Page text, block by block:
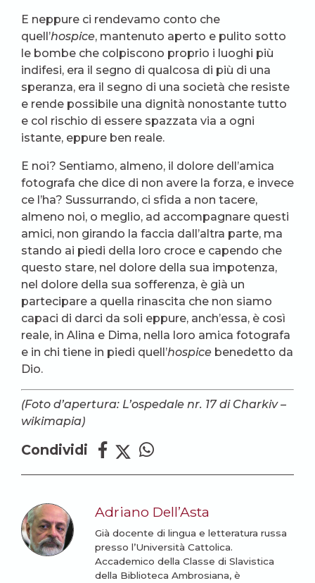
E neppure ci rendevamo conto che
quell’hospice, mantenuto aperto e pulito sotto
le bombe che colpiscono proprio i luoghi più
indifesi, era il segno di qualcosa di più di una
speranza, era il segno di una società che resiste
e rende possibile una dignità nonostante tutto
e col rischio di essere spazzata via a ogni
istante, eppure ben reale.
E noi? Sentiamo, almeno, il dolore dell’amica
fotografa che dice di non avere la forza, e invece
ce l’ha? Sussurrando, ci sfida a non tacere,
almeno noi, o meglio, ad accompagnare questi
amici, non girando la faccia dall’altra parte, ma
stando ai piedi della loro croce e capendo che
questo stare, nel dolore della sua impotenza,
nel dolore della sua sofferenza, è già un
partecipare a quella rinascita che non siamo
capaci di darci da soli eppure, anch’essa, è così
reale, in Alina e Dima, nella loro amica fotografa
e in chi tiene in piedi quell’hospice benedetto da
Dio.
(Foto d’apertura: L’ospedale nr. 17 di Charkiv –
wikimapia)
Condividi
Adriano Dell’Asta
Già docente di lingua e letteratura russa
presso l’Università Cattolica.
Accademico della Classe di Slavistica
della Biblioteca Ambrosiana, è